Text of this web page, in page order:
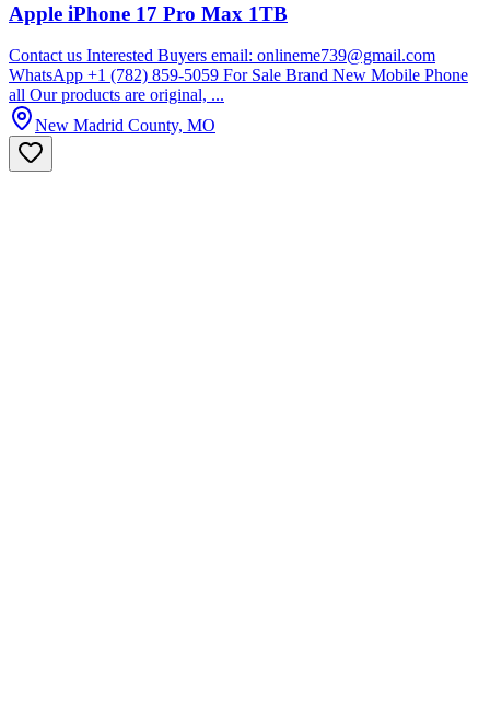
Apple iPhone 17 Pro Max 1TB
Contact us Interested Buyers email: onlineme739@gmail.com
WhatsApp +1 (782) 859-5059 For Sale Brand New Mobile Phone
all Our products are original, ...
New Madrid County, MO